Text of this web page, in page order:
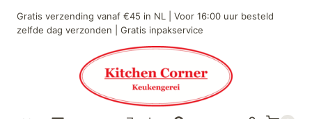
naar
Gratis verzending vanaf €45 in NL | Voor 16:00 uur besteld
zelfde dag verzonden | Gratis inpakservice